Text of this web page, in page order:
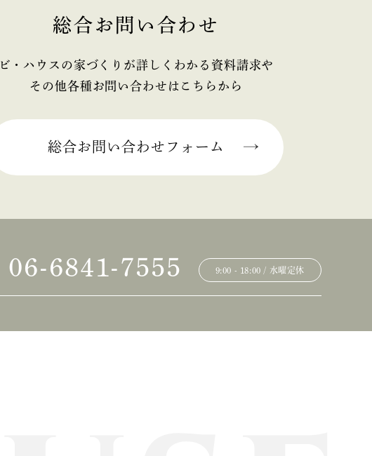
総合お問い合わせ
ビ・ハウスの家づくりが詳しくわかる資料請求や
その他各種お問い合わせはこちらから
総合お問い合わせフォーム
06-6841-7555 9:00 - 18:00 / 水曜定休